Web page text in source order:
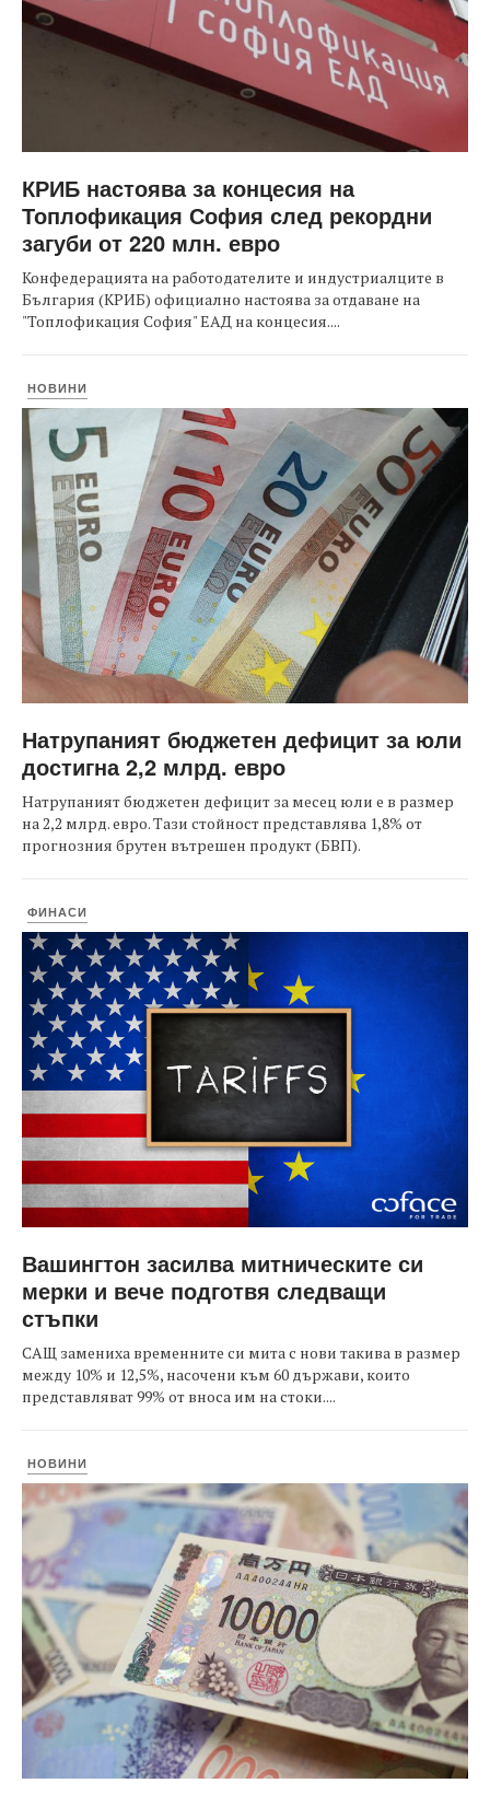
КРИБ настоява за концесия на
Топлофикация София след рекордни
загуби от 220 млн. евро
Конфедерацията на работодателите и индустриалците в
България (КРИБ) официално настоява за отдаване на
"Топлофикация София" ЕАД на концесия....
НОВИНИ
Натрупаният бюджетен дефицит за юли
достигна 2,2 млрд. евро
Натрупаният бюджетен дефицит за месец юли е в размер
на 2,2 млрд. евро. Тази стойност представлява 1,8% от
прогнозния брутен вътрешен продукт (БВП).
ФИНАСИ
Вашингтон засилва митническите си
мерки и вече подготвя следващи
стъпки
САЩ замениха временните си мита с нови такива в размер
между 10% и 12,5%, насочени към 60 държави, които
представляват 99% от вноса им на стоки....
НОВИНИ